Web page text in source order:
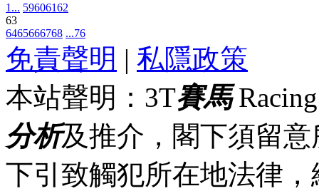
1... 59606162
63
6465666768 ...76
免責聲明 | 私隱政策
本站聲明：3T賽馬
分析及推介，閣下須留
下引致觸犯所在地法律